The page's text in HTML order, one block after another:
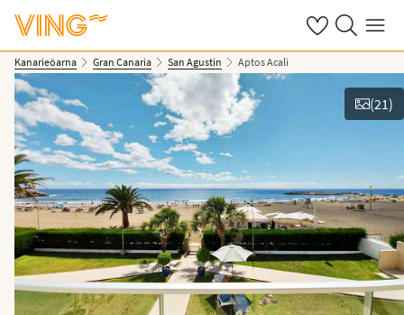
Se dinaSök på ving.se
Meny
Kanarieöarna Gran Canaria San Agustin Aptos Acali
Se bilder
(21)